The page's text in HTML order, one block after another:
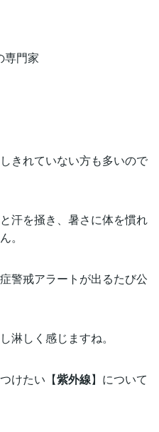
門家
きれていない方も多いので
汗を掻き、暑さに体を慣れ
。
警戒アラートが出るたび公
淋しく感じますね。
けたい【紫外線】について